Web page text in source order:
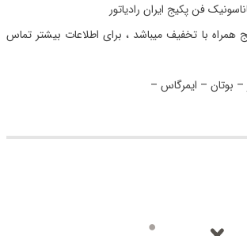
فن پکیج ایران رادیاتور
با تخفیف میباشد ، برای اطلاعات بیشتر تماس